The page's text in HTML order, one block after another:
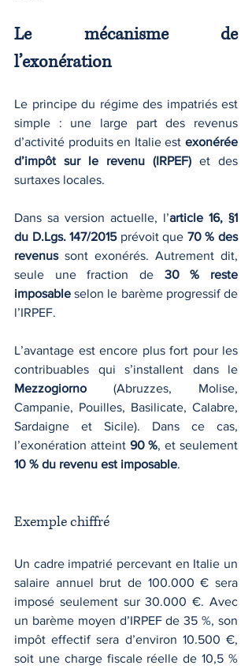
Le mécanisme de
l’exonération
Le principe du régime des impatriés est
simple : une large part des revenus
d’activité produits en Italie est exonérée
d’impôt sur le revenu (IRPEF) et des
surtaxes locales.
Dans sa version actuelle, l’article 16, §1
du D.Lgs. 147/2015 prévoit que 70 % des
revenus sont exonérés. Autrement dit,
seule une fraction de 30 % reste
imposable selon le barème progressif de
l’IRPEF.
L’avantage est encore plus fort pour les
Mezzogiorno (Abruzzes, Molise,
Campanie, Pouilles, Basilicate, Calabre,
Sardaigne et Sicile). Dans ce cas,
l’exonération atteint 90 %
10 % du revenu est imposable.
Exemple chiffré
Un cadre impatrié percevant en Italie un
salaire annuel brut de 100.000 € sera
imposé seulement sur 30.000 €. Avec
un barème moyen d’IRPEF de 35 %, son
impôt effectif sera d’environ 10.500 €,
soit une charge fiscale réelle de 10,5 %